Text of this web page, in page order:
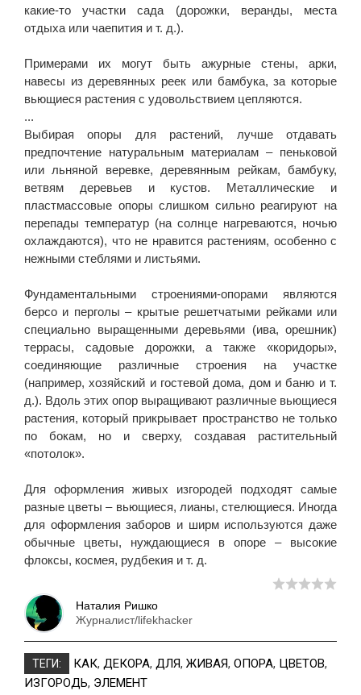
какие-то участки сада (дорожки, веранды, места
отдыха или чаепития и т. д.).
Примерами их могут быть ажурные стены, арки,
навесы из деревянных реек или бамбука, за которые
вьющиеся растения с удовольствием цепляются.
...
Выбирая опоры для растений, лучше отдавать
предпочтение натуральным материалам – пеньковой
или льняной веревке, деревянным рейкам, бамбуку,
ветвям деревьев и кустов. Металлические и
пластмассовые опоры слишком сильно реагируют на
перепады температур (на солнце нагреваются, ночью
охлаждаются), что не нравится растениям, особенно с
нежными стеблями и листьями.
Фундаментальными строениями-опорами являются
берсо и перголы – крытые решетчатыми рейками или
специально выращенными деревьями (ива, орешник)
террасы, садовые дорожки, а также «коридоры»,
соединяющие различные строения на участке
(например, хозяйский и гостевой дома, дом и баню и т.
д.). Вдоль этих опор выращивают различные вьющиеся
растения, который прикрывает пространство не только
по бокам, но и сверху, создавая растительный
«потолок».
Для оформления живых изгородей подходят самые
разные цветы – вьющиеся, лианы, стелющиеся. Иногда
для оформления заборов и ширм используются даже
обычные цветы, нуждающиеся в опоре – высокие
флоксы, космея, рудбекия и т. д.
Наталия Ришко
Журналист/lifekhacker
ТЕГИ: КАК, ДЕКОРА, ДЛЯ, ЖИВАЯ, ОПОРА, ЦВЕТОВ,
ИЗГОРОДЬ, ЭЛЕМЕНТ